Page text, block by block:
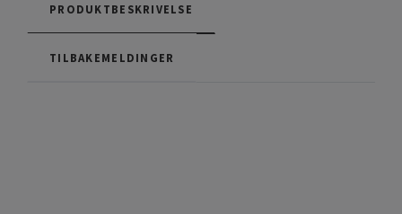
PRODUKTBESKRIVELSE
TILBAKEMELDINGER